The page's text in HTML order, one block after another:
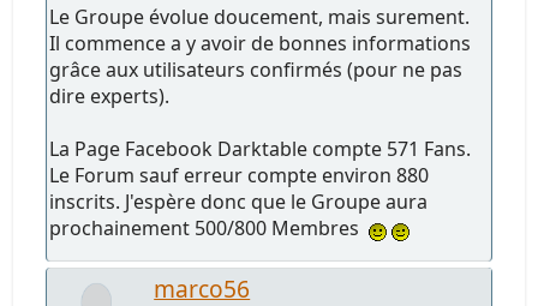
Le Groupe évolue doucement, mais surement.
Il commence a y avoir de bonnes informations
grâce aux utilisateurs confirmés (pour ne pas
dire experts).
La Page Facebook Darktable compte 571 Fans.
Le Forum sauf erreur compte environ 880
inscrits. J'espère donc que le Groupe aura
prochainement 500/800 Membres
marco56